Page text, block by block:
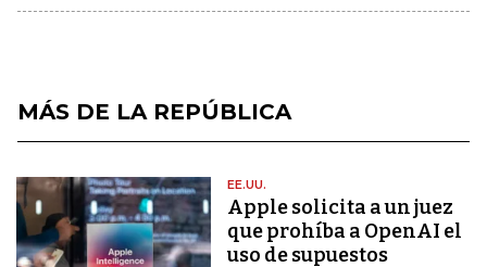
MÁS DE LA REPÚBLICA
EE.UU.
Apple solicita a un juez
que prohíba a OpenAI el
uso de supuestos